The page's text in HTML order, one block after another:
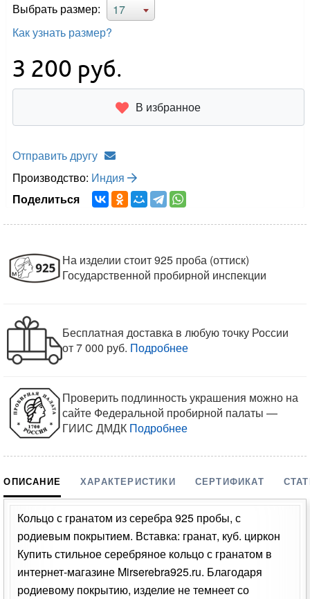
Выбрать размер:
17
Как узнать размер?
3 200 руб.
В избранное
Отправить другу
Производство: Индия
Поделиться
На изделии стоит 925 проба (оттиск)
Государственной пробирной инспекции
Бесплатная доставка в любую точку России
от 7 000 руб. Подробнее
Проверить подлинность украшения можно на
сайте Федеральной пробирной палаты —
ГИИС ДМДК Подробнее
ОПИСАНИЕ ХАРАКТЕРИСТИКИ СЕРТИФИКАТ
Кольцо с гранатом из серебра 925 пробы, с
родиевым покрытием. Вставка: гранат, куб. циркон
Купить стильное серебряное кольцо с гранатом в
интернет-магазине Mirserebra925.ru. Благодаря
родиевому покрытию, изделие не темнеет со